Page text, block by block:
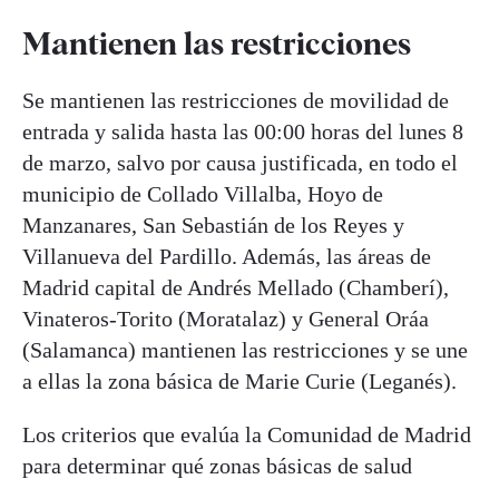
Mantienen las restricciones
Se mantienen las restricciones de movilidad de
entrada y salida hasta las 00:00 horas del lunes 8
de marzo, salvo por causa justificada, en todo el
municipio de Collado Villalba, Hoyo de
Manzanares, San Sebastián de los Reyes y
Villanueva del Pardillo. Además, las áreas de
Madrid capital de Andrés Mellado (Chamberí),
Vinateros-Torito (Moratalaz) y General Oráa
(Salamanca) mantienen las restricciones y se une
a ellas la zona básica de Marie Curie (Leganés).
Los criterios que evalúa la Comunidad de Madrid
para determinar qué zonas básicas de salud